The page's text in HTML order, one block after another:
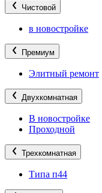
Чистовой
в новостройке
Премиум
Элитный ремонт
Двухкомнатная
В новостройке
Проходной
Трехкомнатная
Типа п44